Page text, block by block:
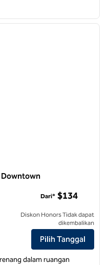
Downtown
& Suites Raleigh Downtown
Dari* $134
Diskon Honors Tidak dapat
dikembalikan
Pilih Tanggal
dalam ruangan